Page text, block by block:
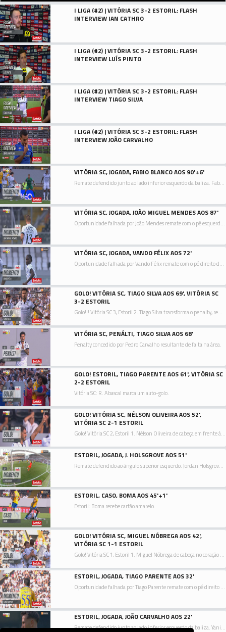
I LIGA (#2) | VITÓRIA SC 3-2 ESTORIL: FLASH
INTERVIEW IAN CATHRO
I LIGA (#2) | VITÓRIA SC 3-2 ESTORIL: FLASH
INTERVIEW LUÍS PINTO
I LIGA (#2) | VITÓRIA SC 3-2 ESTORIL: FLASH
INTERVIEW TIAGO SILVA
I LIGA (#2) | VITÓRIA SC 3-2 ESTORIL: FLASH
INTERVIEW JOÃO CARVALHO
VITÓRIA SC, JOGADA, FABIO BLANCO AOS 90'+6'
Remate defendido junto ao lado inferior esquerdo da baliza. Fabio Blanco remate com o pé direito de fora da área.
VITÓRIA SC, JOGADA, JOÃO MIGUEL MENDES AOS 87'
Oportunidade falhada por João Mendes remate com o pé esquerdo de fora da área.
VITÓRIA SC, JOGADA, VANDO FÉLIX AOS 72'
Oportunidade falhada por Vando Félix remate com o pé direito de fora da área resultante do canto.
GOLO! VITÓRIA SC, TIAGO SILVA AOS 69', VITÓRIA SC
3-2 ESTORIL
Golo!!! Vitória SC 3, Estoril 2. Tiago Silva transforma o penalty, remate com o pé direito junto à base do poste esquerdo.
VITÓRIA SC, PENÁLTI, TIAGO SILVA AOS 68'
Penalty concedido por Pedro Carvalho resultante de falta na área.
GOLO! ESTORIL, TIAGO PARENTE AOS 61', VITÓRIA SC
2-2 ESTORIL
Vitória SC: R. Abascal marca um auto-golo.
GOLO! VITÓRIA SC, NÉLSON OLIVEIRA AOS 52',
VITÓRIA SC 2-1 ESTORIL
Golo! Vitória SC 2, Estoril 1. Nélson Oliveira de cabeça em frente à baliza ao lado inferior direito da baliza. Assistência de Tomás Händel com um cruzamento para a área.
ESTORIL, JOGADA, J. HOLSGROVE AOS 51'
Remate defendido ao ângulo superior esquerdo. Jordan Holsgrove remate com o pé esquerdo de fora da área. Assistência de Rafik Guitane.
ESTORIL, CASO, BOMA AOS 45'+1'
Estoril: Boma recebe cartão amarelo.
GOLO! VITÓRIA SC, MIGUEL NÓBREGA AOS 42',
VITÓRIA SC 1-1 ESTORIL
Golo! Vitória SC 1, Estoril 1. Miguel Nóbrega de cabeça no coração da área ao lado inferior direito da baliza. Assistência de Nuno Santos depois de um livre.
ESTORIL, JOGADA, TIAGO PARENTE AOS 32'
Oportunidade falhada por Tiago Parente remate com o pé direito no coração da área.
ESTORIL, JOGADA, JOÃO CARVALHO AOS 22'
Remate defendido junto ao lado inferior esquerdo da baliza. Yanis Begraoui remate com o pé direito de fora da área. Assistência de Pedro Carvalho.